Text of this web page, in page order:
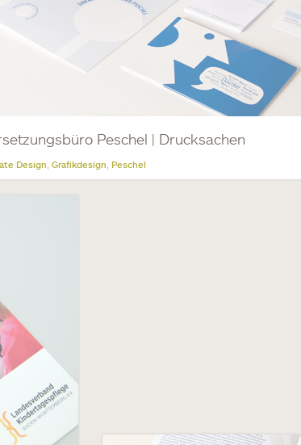
Peschel | Drucksachen
Design Grafikdesign Peschel